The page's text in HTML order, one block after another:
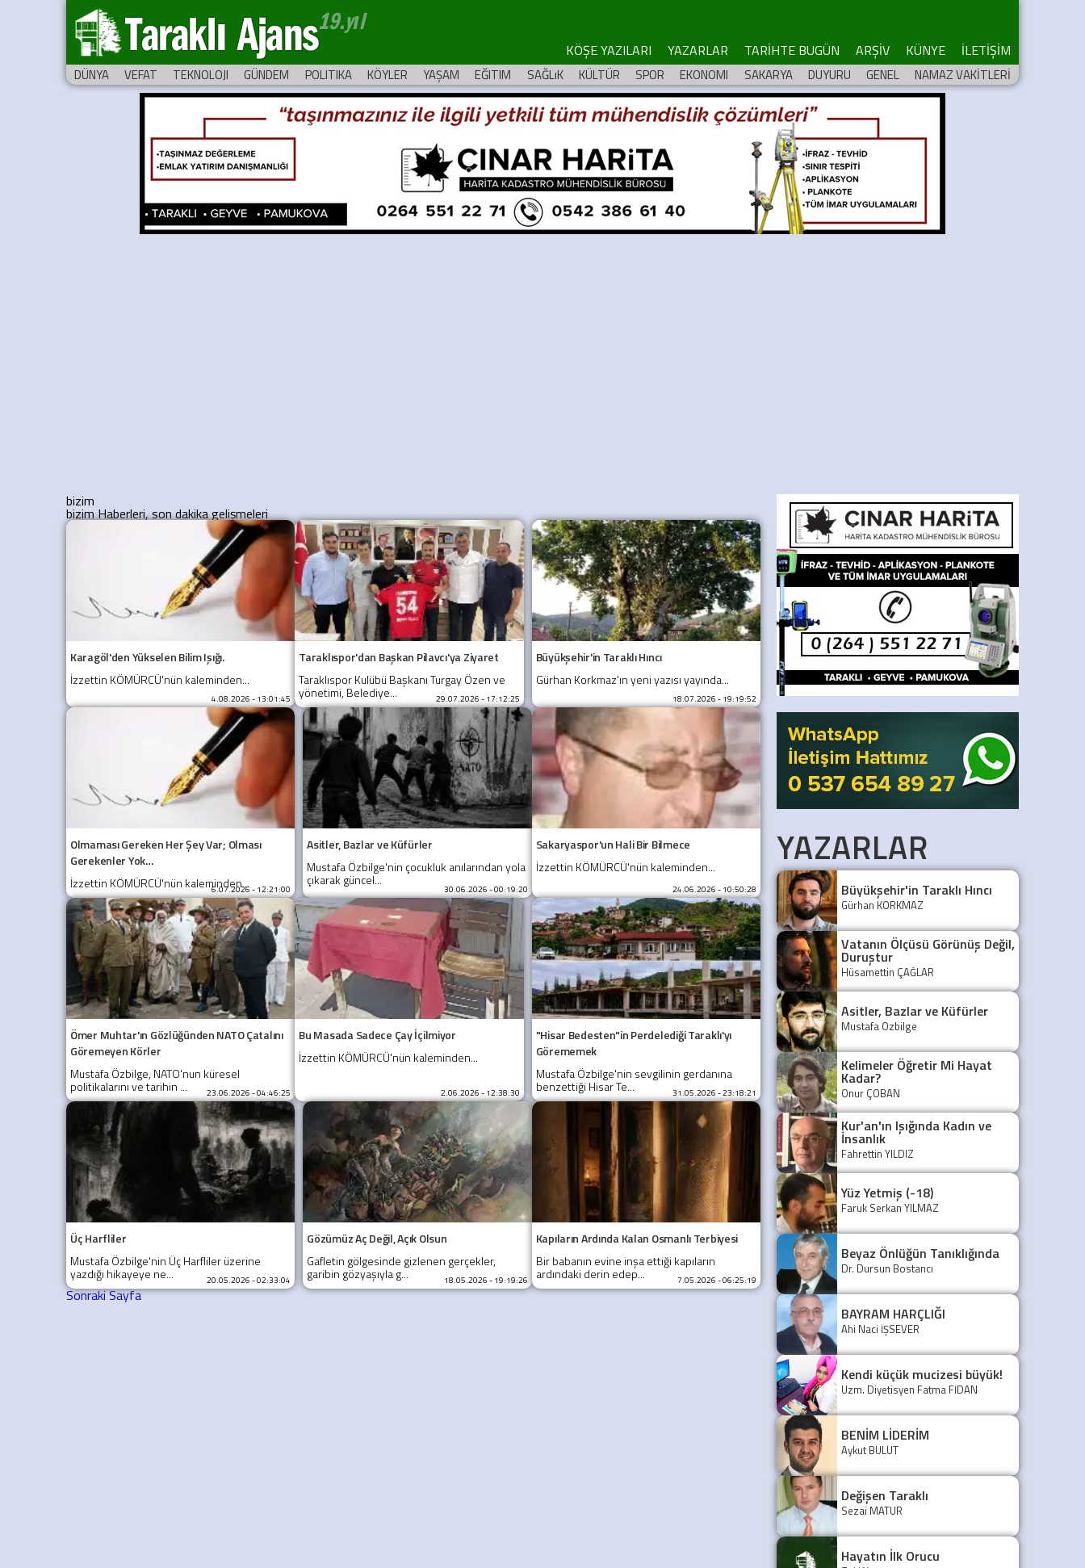
Taraklı Ajans KÖŞE YAZILARI YAZARLAR TARİHTE BUGÜN ARŞİV KÜNYE İLETİŞİM
DÜNYA VEFAT TEKNOLOJI GÜNDEM POLITIKA KÖYLER YAŞAM EĞITIM SAĞLıK KÜLTÜR SPOR EKONOMI SAKARYA DUYURU GENEL NAMAZ VAKİTLERİ
bizim
bizim Haberleri, son dakika gelişmeleri
Karagöl'den Yükselen Bilim Işığı.
İzzettin KÖMÜRCÜ'nün kaleminden...
4.08.2026 - 13:01:45
Taraklıspor'dan Başkan Pilavcı'ya Ziyaret
Taraklıspor Kulübü Başkanı Turgay Özen ve
yönetimi, Belediye... 29.07.2026 - 17:12:25
Büyükşehir'in Taraklı Hıncı
Gürhan Korkmaz'ın yeni yazısı yayında...
18.07.2026 - 19:19:52
Olmaması Gereken Her Şey Var; Olması
Gerekenler Yok…
İzzettin KÖMÜRCÜ'nün kaleminden...6.07.2026 - 12:21:00
Asitler, Bazlar ve Küfürler
Mustafa Özbilge'nin çocukluk anılarından yola
çıkarak güncel...
30.06.2026 - 00:19:20
Sakaryaspor'un Hali Bir Bilmece
İzzettin KÖMÜRCÜ'nün kaleminden...
24.06.2026 - 10:50:28
Ömer Muhtar'ın Gözlüğünden NATO Çatalını
Göremeyen Körler
Mustafa Özbilge, NATO'nun küresel
politikalarını ve tarihin ... 23.06.2026 - 04:46:25
Bu Masada Sadece Çay İçilmiyor
İzzettin KÖMÜRCÜ'nün kaleminden...
2.06.2026 - 12:38:30
"Hisar Bedesten"in Perdelediği Taraklı'yı
Görememek
Mustafa Özbilge'nin sevgilinin gerdanına
benzettiği Hisar Te... 31.05.2026 - 23:18:21
Üç Harfliler
Mustafa Özbilge'nin Üç Harfliler üzerine
yazdığı hikayeye ne... 20.05.2026 - 02:33:04
Gözümüz Aç Değil, Açık Olsun
Gafletin gölgesinde gizlenen gerçekler,
garibin gözyaşıyla g... 18.05.2026 - 19:19:26
Kapıların Ardında Kalan Osmanlı Terbiyesi
Bir babanın evine inşa ettiği kapıların
ardındaki derin edep... 7.05.2026 - 06:25:19
Sonraki Sayfa
YAZARLAR
Büyükşehir'in Taraklı Hıncı
Gürhan KORKMAZ
Vatanın Ölçüsü Görünüş Değil,
Duruştur
Hüsamettin ÇAĞLAR
Asitler, Bazlar ve Küfürler
Mustafa Özbilge
Kelimeler Öğretir Mi Hayat
Kadar?
Onur ÇOBAN
Kur'an'ın Işığında Kadın ve
İnsanlık
Fahrettin YILDIZ
Yüz Yetmiş (-18)
Faruk Serkan YILMAZ
Beyaz Önlüğün Tanıklığında
Dr. Dursun Bostancı
BAYRAM HARÇLIĞI
Ahi Naci İŞSEVER
Kendi küçük mucizesi büyük!
Uzm. Diyetisyen Fatma FİDAN
BENİM LİDERİM
Aykut BULUT
Değişen Taraklı
Sezai MATUR
Hayatın İlk Orucu